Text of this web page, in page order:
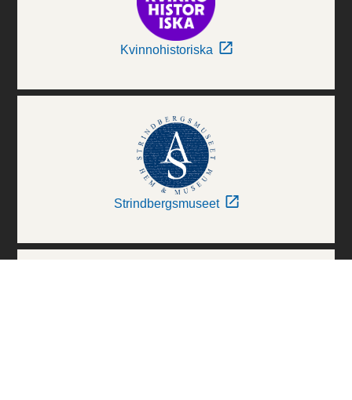
Kvinnohistoriska
Strindbergsmuseet